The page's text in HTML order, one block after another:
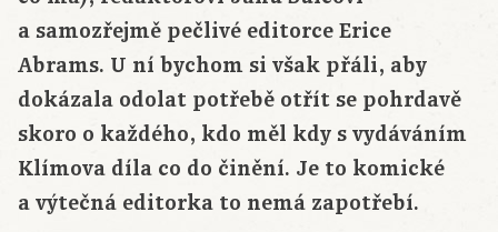
a samozřejmě pečlivé editorce Erice
Abrams. U ní bychom si však přáli, aby
dokázala odolat potřebě otřít se pohrdavě
skoro o každého, kdo měl kdy s vydáváním
Klímova díla co do činění. Je to komické
a výtečná editorka to nemá zapotřebí.